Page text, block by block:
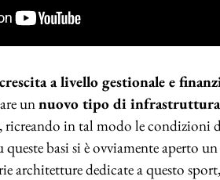
crescita a livello gestionale e
unnuovo tipo di infrastruttura
ricreando in tal modo le condizioni
basi si è ovviamente aperto
architetture dedicate a questo